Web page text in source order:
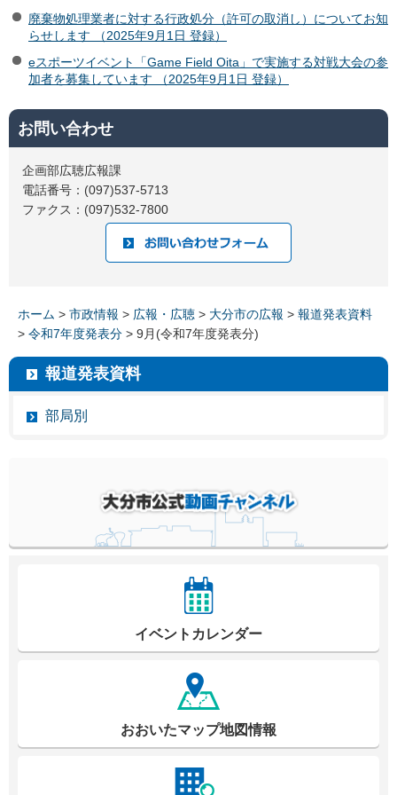
廃棄物処理業者に対する行政処分（許可の取消し）についてお知
らせします （2025年9月1日 登録）
eスポーツイベント「Game Field Oita」で実施する対戦大会の参
加者を募集しています （2025年9月1日 登録）
お問い合わせ
企画部広聴広報課
電話番号：(097)537-5713
ファクス：(097)532-7800
ホーム > 市政情報 > 広報・広聴 > 大分市の広報 > 報道発表資料
> 令和7年度発表分 > 9月(令和7年度発表分)
報道発表資料
部局別
イベントカレンダー
おおいたマップ地図情報